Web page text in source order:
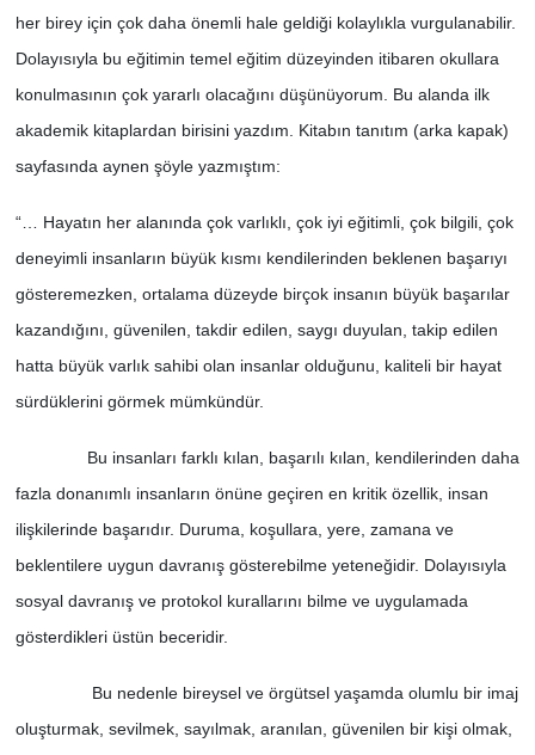
her birey için çok daha önemli hale geldiği kolaylıkla vurgulanabilir.
Dolayısıyla bu eğitimin temel eğitim düzeyinden itibaren okullara
konulmasının çok yararlı olacağını düşünüyorum. Bu alanda ilk
akademik kitaplardan birisini yazdım. Kitabın tanıtım (arka kapak)
sayfasında aynen şöyle yazmıştım:
“… Hayatın her alanında çok varlıklı, çok iyi eğitimli, çok bilgili, çok
deneyimli insanların büyük kısmı kendilerinden beklenen başarıyı
gösteremezken, ortalama düzeyde birçok insanın büyük başarılar
kazandığını, güvenilen, takdir edilen, saygı duyulan, takip edilen
hatta büyük varlık sahibi olan insanlar olduğunu, kaliteli bir hayat
sürdüklerini görmek mümkündür.
Bu insanları farklı kılan, başarılı kılan, kendilerinden daha
fazla donanımlı insanların önüne geçiren en kritik özellik, insan
ilişkilerinde başarıdır. Duruma, koşullara, yere, zamana ve
beklentilere uygun davranış gösterebilme yeteneğidir. Dolayısıyla
sosyal davranış ve protokol kurallarını bilme ve uygulamada
gösterdikleri üstün beceridir.
Bu nedenle bireysel ve örgütsel yaşamda olumlu bir imaj
oluşturmak, sevilmek, sayılmak, aranılan, güvenilen bir kişi olmak,